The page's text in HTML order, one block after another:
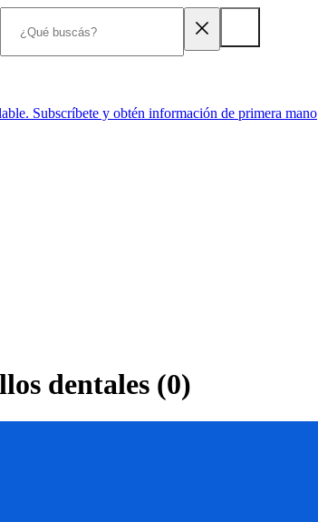
Subscríbete y obtén información de primera mano
dentales (0)